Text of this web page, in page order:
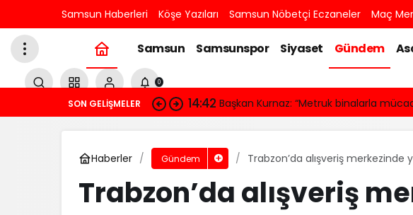
Samsun Haberleri Köşe Yazıları Samsun Nöbetçi Eczaneler Maç
Samsun Samsunspor Siyaset Gündem
0
SON GELIŞMELER 14:42 Başkan Kurnaz: “Metruk binalarla
Haberler Gündem Trabzon’da alışveriş merkezinde
Trabzon’da alışveriş